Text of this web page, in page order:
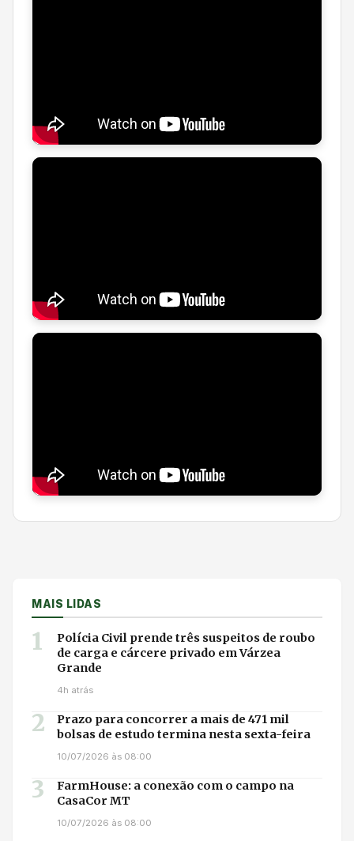
MAIS LIDAS
1
Polícia Civil prende três suspeitos de roubo
de carga e cárcere privado em Várzea
Grande
4h atrás
2
Prazo para concorrer a mais de 471 mil
bolsas de estudo termina nesta sexta-feira
10/07/2026 às 08:00
3
FarmHouse: a conexão com o campo na
CasaCor MT
10/07/2026 às 08:00